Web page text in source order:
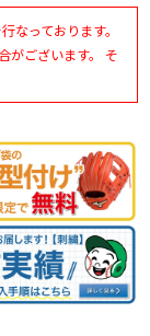
なっております。
がございます。 そ